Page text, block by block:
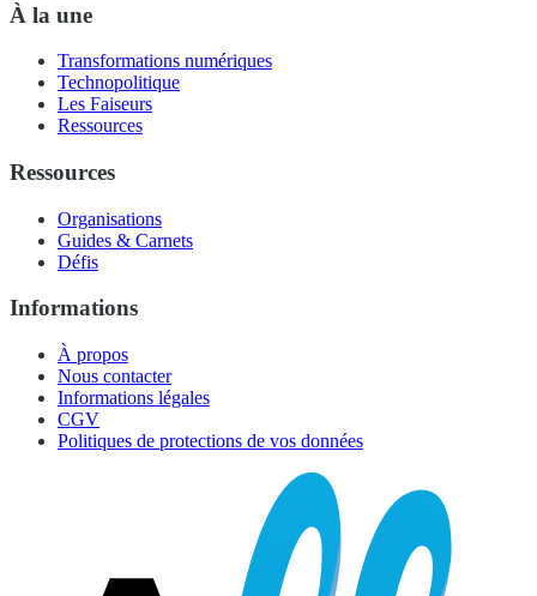
À la une
Transformations numériques
Technopolitique
Les Faiseurs
Ressources
Ressources
Organisations
Guides & Carnets
Défis
Informations
À propos
Nous contacter
Informations légales
CGV
Politiques de protections de vos données